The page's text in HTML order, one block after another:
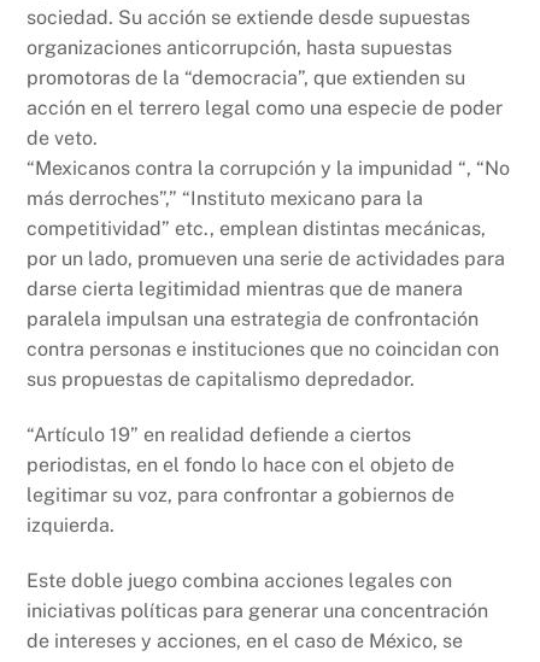
sociedad. Su acción se extiende desde supuestas
organizaciones anticorrupción, hasta supuestas
promotoras de la “democracia”, que extienden su
acción en el terrero legal como una especie de poder
de veto.
“Mexicanos contra la corrupción y la impunidad “, “No
más derroches”,” “Instituto mexicano para la
competitividad” etc., emplean distintas mecánicas,
por un lado, promueven una serie de actividades para
darse cierta legitimidad mientras que de manera
paralela impulsan una estrategia de confrontación
contra personas e instituciones que no coincidan con
sus propuestas de capitalismo depredador.
“Artículo 19” en realidad defiende a ciertos
periodistas, en el fondo lo hace con el objeto de
legitimar su voz, para confrontar a gobiernos de
izquierda.
Este doble juego combina acciones legales con
iniciativas políticas para generar una concentración
de intereses y acciones, en el caso de México, se